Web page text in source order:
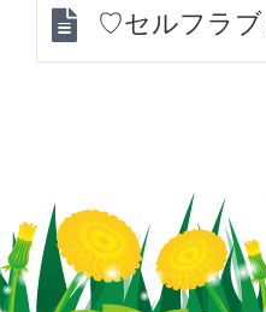
♡セルフラ